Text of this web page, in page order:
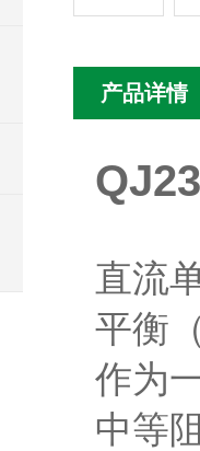
产品详情
直流
平衡
作为
中等